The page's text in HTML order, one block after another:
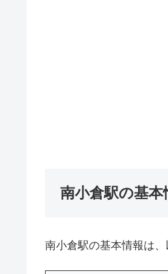
南小倉駅の基本
南小倉駅の基本情報は、